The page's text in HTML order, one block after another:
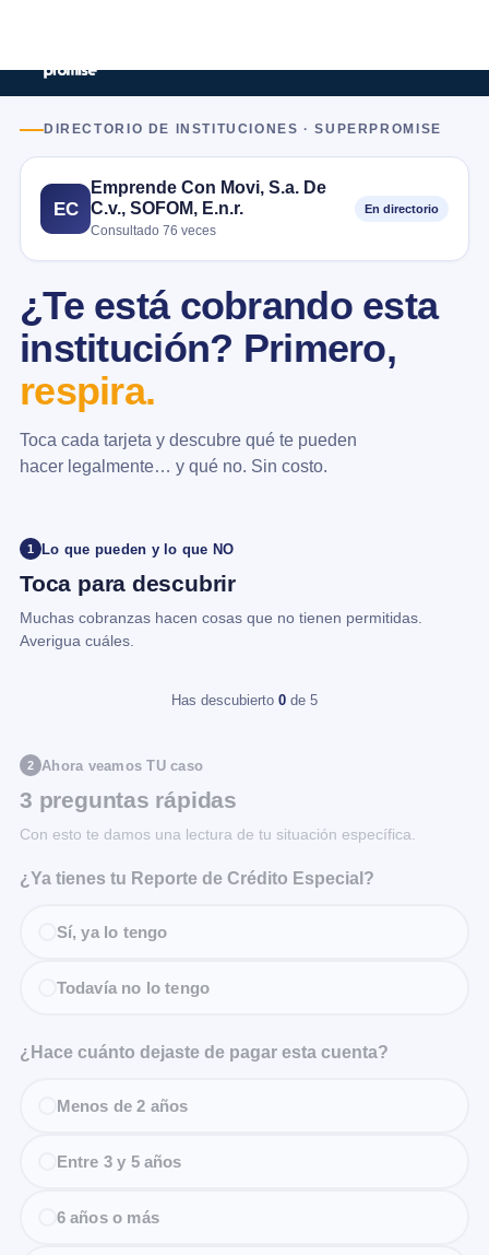
DIRECTORIO DE INSTITUCIONES · SUPERPROMISE
EC
Emprende Con Movi, S.a. De
C.v., SOFOM, E.n.r.
Consultado 76 veces
En directorio
¿Te está cobrando esta
institución? Primero,
respira.
Toca cada tarjeta y descubre qué te pueden
hacer legalmente… y qué no. Sin costo.
1 Lo que pueden y lo que NO
Toca para descubrir
Muchas cobranzas hacen cosas que no tienen permitidas.
Averigua cuáles.
Has descubierto 0 de 5
2 Ahora veamos TU caso
3 preguntas rápidas
Con esto te damos una lectura de tu situación específica.
¿Ya tienes tu Reporte de Crédito Especial?
Sí, ya lo tengo
Todavía no lo tengo
¿Hace cuánto dejaste de pagar esta cuenta?
Menos de 2 años
Entre 3 y 5 años
6 años o más